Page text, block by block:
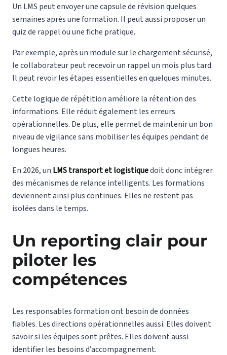
Un LMS peut envoyer une capsule de révision quelques
semaines après une formation. Il peut aussi proposer un
quiz de rappel ou une fiche pratique.
Par exemple, après un module sur le chargement sécurisé,
le collaborateur peut recevoir un rappel un mois plus tard.
Il peut revoir les étapes essentielles en quelques minutes.
Cette logique de répétition améliore la rétention des
informations. Elle réduit également les erreurs
opérationnelles. De plus, elle permet de maintenir un bon
niveau de vigilance sans mobiliser les équipes pendant de
longues heures.
En 2026, un LMS transport et logistiquedoit donc intégrer
des mécanismes de relance intelligents. Les formations
deviennent ainsi plus continues. Elles ne restent pas
isolées dans le temps.
Un reporting clair pour
piloter les
compétences
Les responsables formation ont besoin de données
fiables. Les directions opérationnelles aussi. Elles doivent
savoir si les équipes sont prêtes. Elles doivent aussi
identifier les besoins d’accompagnement.